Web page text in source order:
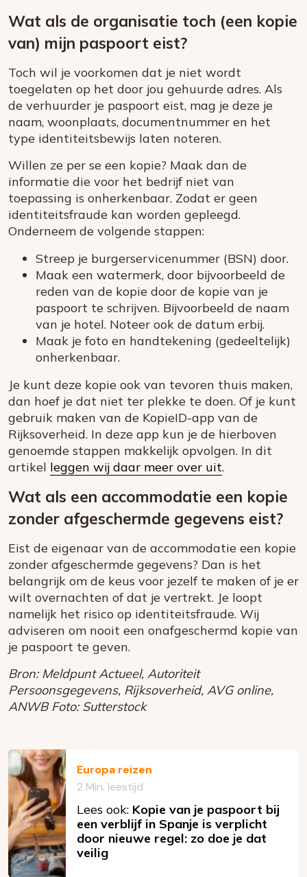
Wat als de organisatie toch (een kopie
van) mijn paspoort eist?
Toch wil je voorkomen dat je niet wordt
toegelaten op het door jou gehuurde adres. Als
de verhuurder je paspoort eist, mag je deze je
naam, woonplaats, documentnummer en het
type identiteitsbewijs laten noteren.
Willen ze per se een kopie? Maak dan de
informatie die voor het bedrijf niet van
toepassing is onherkenbaar. Zodat er geen
identiteitsfraude kan worden gepleegd.
Onderneem de volgende stappen:
Streep je burgerservicenummer (BSN) door.
Maak een watermerk, door bijvoorbeeld de
reden van de kopie door de kopie van je
paspoort te schrijven. Bijvoorbeeld de naam
van je hotel. Noteer ook de datum erbij.
Maak je foto en handtekening (gedeeltelijk)
onherkenbaar.
Je kunt deze kopie ook van tevoren thuis maken,
dan hoef je dat niet ter plekke te doen. Of je kunt
gebruik maken van de KopieID-app van de
Rijksoverheid. In deze app kun je de hierboven
genoemde stappen makkelijk opvolgen. In dit
artikel leggen wij daar meer over uit.
Wat als een accommodatie een kopie
zonder afgeschermde gegevens eist?
Eist de eigenaar van de accommodatie een kopie
zonder afgeschermde gegevens? Dan is het
belangrijk om de keus voor jezelf te maken of je er
wilt overnachten of dat je vertrekt. Je loopt
namelijk het risico op identiteitsfraude. Wij
adviseren om nooit een onafgeschermd kopie van
je paspoort te geven.
Bron: Meldpunt Actueel, Autoriteit
Persoonsgegevens, Rijksoverheid, AVG online,
ANWB Foto: Sutterstock
Europa reizen
2 Min. leestijd
Lees ook: Kopie van je paspoort bij
een verblijf in Spanje is verplicht
door nieuwe regel: zo doe je dat
veilig